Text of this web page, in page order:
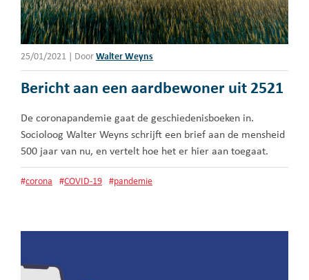
25/01/2021 Door Walter Weyns
Bericht aan een aardbewoner uit 2521
De coronapandemie gaat de geschiedenisboeken in.
Socioloog Walter Weyns schrijft een brief aan de mensheid
500 jaar van nu, en vertelt hoe het er hier aan toegaat.
#corona #COVID-19 #pandemie